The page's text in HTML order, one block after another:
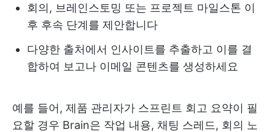
회의, 브레인스토밍 또는 프로젝트 마일스톤 이
후 후속 단계를 제안합니다
다양한 출처에서 인사이트를 추출하고 이를 결
합하여 보고나 이메일 콘텐츠를 생성하세요
예를 들어, 제품 관리자가 스프린트 회고 요약이 필
요할 경우 Brain은 작업 내용, 채팅 스레드, 회의 노